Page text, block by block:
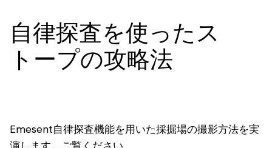
自律探査を使ったス
トープの攻略法
Emesent自律探査機能を用いた採掘場の撮影方法を実